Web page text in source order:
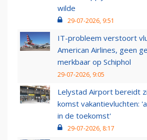
wilde
29-07-2026, 9:51
IT-probleem verstoort
American Airlines, geen
merkbaar op Schiphol
29-07-2026, 9:05
Lelystad Airport bereidt
komst vakantievluchten:
in de toekomst'
29-07-2026, 8:17